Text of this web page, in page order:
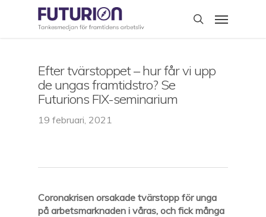
search
Menu
Efter tvärstoppet – hur får vi upp
de ungas framtidstro? Se
Futurions FIX-seminarium
19 februari, 2021
Coronakrisen orsakade tvärstopp för unga
på arbetsmarknaden i våras, och fick många